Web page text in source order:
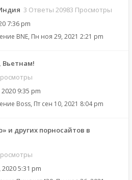
3 Ответы 20983 Просмотры
7:36 pm
BNE, Пн ноя 29, 2021 2:21 pm
Вьетнам!
9:35 pm
Boss, Пт сен 10, 2021 8:04 pm
и других порносайтов в
5:31 pm